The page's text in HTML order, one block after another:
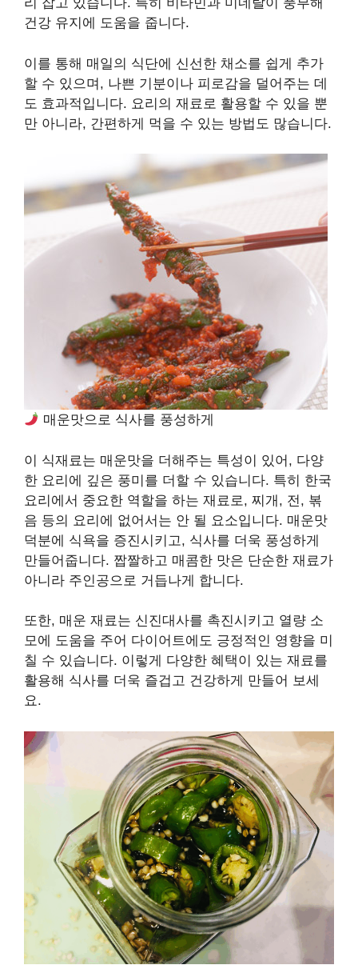
건강 유지에 도움을 줍니다.
이를 통해 매일의 식단에 신선한 채소를 쉽게 추가
할 수 있으며, 나쁜 기분이나 피로감을 덜어주는 데
도 효과적입니다. 요리의 재료로 활용할 수 있을 뿐
만 아니라, 간편하게 먹을 수 있는 방법도 많습니다.
매운맛으로 식사를 풍성하게
이 식재료는 매운맛을 더해주는 특성이 있어, 다양
한 요리에 깊은 풍미를 더할 수 있습니다. 특히 한국
요리에서 중요한 역할을 하는 재료로, 찌개, 전, 볶
음 등의 요리에 없어서는 안 될 요소입니다. 매운맛
덕분에 식욕을 증진시키고, 식사를 더욱 풍성하게
만들어줍니다. 짭짤하고 매콤한 맛은 단순한 재료가
아니라 주인공으로 거듭나게 합니다.
또한, 매운 재료는 신진대사를 촉진시키고 열량 소
모에 도움을 주어 다이어트에도 긍정적인 영향을 미
칠 수 있습니다. 이렇게 다양한 혜택이 있는 재료를
활용해 식사를 더욱 즐겁고 건강하게 만들어 보세
요.